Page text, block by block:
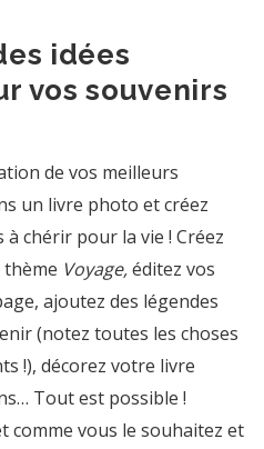
idées
vos souvenirs
de vos meilleurs
un livre photo et créez
chérir pour la vie ! Créez
thème Voyage,éditez vos
ajoutez des légendes
(notez toutes les choses
!), décorez votre livre
Tout est possible !
comme vous le souhaitez et